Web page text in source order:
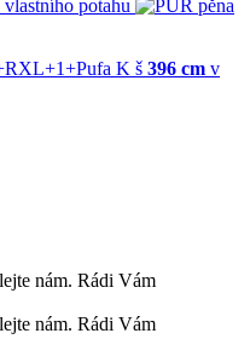
K š 396 cm v